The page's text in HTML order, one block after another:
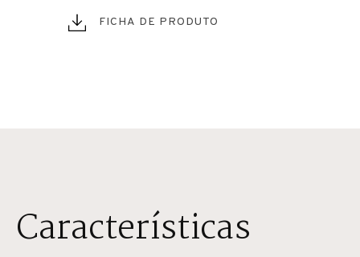
FICHA DE PRODUTO
Características